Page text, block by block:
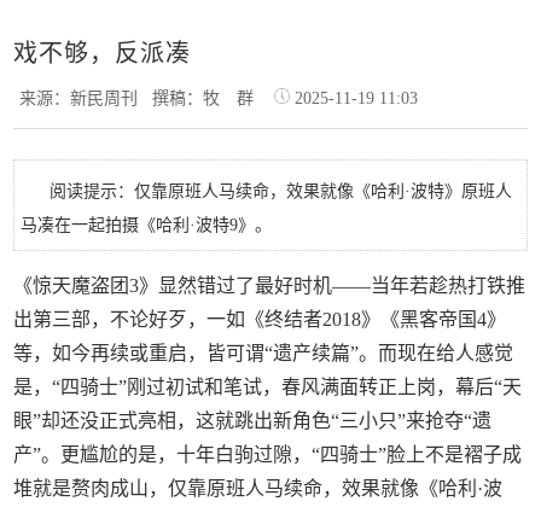
戏不够，反派凑
来源：新民周刊撰稿：牧 群 2025-11-19 11:03
阅读提示：仅靠原班人马续命，效果就像《哈利·波特》原班人
马凑在一起拍摄《哈利·波特9》。
《惊天魔盗团3》显然错过了最好时机——当年若趁热打铁推
出第三部，不论好歹，一如《终结者2018》《黑客帝国4》
等，如今再续或重启，皆可谓“遗产续篇”。而现在给人感觉
是，“四骑士”刚过初试和笔试，春风满面转正上岗，幕后“天
眼”却还没正式亮相，这就跳出新角色“三小只”来抢夺“遗
产”。更尴尬的是，十年白驹过隙，“四骑士”脸上不是褶子成
堆就是赘肉成山，仅靠原班人马续命，效果就像《哈利·波